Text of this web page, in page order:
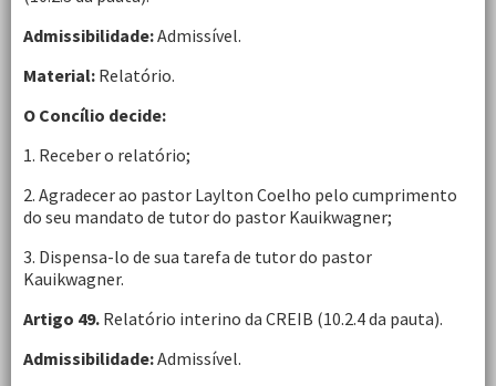
Admissibilidade:Admissível.
Material: Relatório.
O Concílio decide:
1. Receber o relatório;
2. Agradecer ao pastor Laylton Coelho pelo cumprimento
do seu mandato de tutor do pastor Kauikwagner;
3. Dispensa-lo de sua tarefa de tutor do pastor
Kauikwagner.
Artigo 49. Relatório interino da CREIB (10.2.4 da pauta).
Admissibilidade:Admissível.